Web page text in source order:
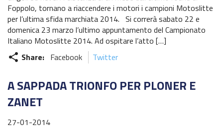
Foppolo, tornano a riaccendere i motori i campioni Motoslitte
per l’ultima sfida marchiata 2014. Si correrà sabato 22 e
domenica 23 marzo l’ultimo appuntamento del Campionato
Italiano Motoslitte 2014. Ad ospitare l’atto […]
share Share: Facebook Twitter
A SAPPADA TRIONFO PER PLONER E
ZANET
27-01-2014